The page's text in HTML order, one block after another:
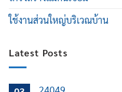
ใช้งานส่วนใหญ่บริเวณบ้าน
Latest Posts
24049